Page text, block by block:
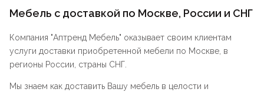
Мебель с доставкой по Москве, России и СНГ
Компания "Аптренд Мебель" оказывает своим клиентам
услуги доставки приобретенной мебели по Москве, в
регионы России, страны СНГ.
Мы знаем как доставить Вашу мебель в целости и